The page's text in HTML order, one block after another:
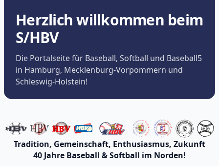
Herzlich willkommen beim
S/HBV
Die Portalseite für Baseball, Softball und Baseball5
in Hamburg, Mecklenburg-Vorpommern und
Schleswig-Holstein!
Tradition, Gemeinschaft, Enthusiasmus, Zukunft
40 Jahre Baseball & Softball im Norden!